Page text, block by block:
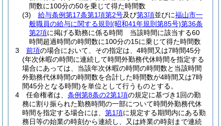
間数に100分の50を乗じて得た時間数
(3)
給与条例第17条第1項第2号及び第3項並びに福山市一
般職員の給与に関する規則 (昭和41年規則第85号)第36条
第2項に掲げる勤務に係る時間 当該時間に該当する60
時間超過時間の時間数に100分の15に乗じて得た時間数
3
前項の場合において、その指定は、4時間又は7時間45分
(年次休暇の時間に連続して時間外勤務代休時間を指定する
場合にあっては、当該年次休暇の時間の時間数と当該時間
外勤務代休時間の時間数を合計した時間数が4時間又は7時
間45分となる時間)を単位として行うものとする。
4
任命権者は、 条例第8条の2第1項の規定に基づき1回の勤
務に割り振られた勤務時間の一部について時間外勤務代休
時間を指定する場合には、 第1項に規定する期間内にある勤
務日等の始業の時刻から連続し、又は終業の時刻まで連続